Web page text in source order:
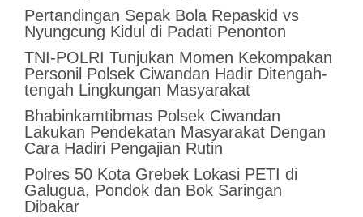
Pertandingan Sepak Bola Repaskid vs
Nyungcung Kidul di Padati Penonton
TNI-POLRI Tunjukan Momen Kekompakan
Personil Polsek Ciwandan Hadir Ditengah-
tengah Lingkungan Masyarakat
Bhabinkamtibmas Polsek Ciwandan
Lakukan Pendekatan Masyarakat Dengan
Cara Hadiri Pengajian Rutin
Polres 50 Kota Grebek Lokasi PETI di
Galugua, Pondok dan Bok Saringan
Dibakar